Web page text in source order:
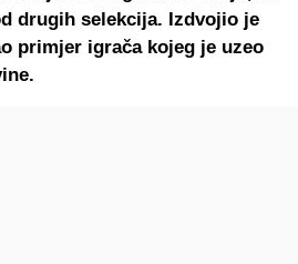
drugih selekcija. Izdvojio je
primjer igrača kojeg je uzeo